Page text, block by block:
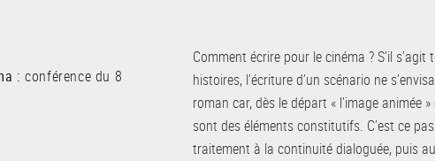
:conférence du 8
Comment écrire pour le cinéma ? S’il
histoires, l’écriture d’un scénario ne
roman car, dès le départ « l’image animée
sont des éléments constitutifs. C’est ce
traitement à la continuité dialoguée, puis